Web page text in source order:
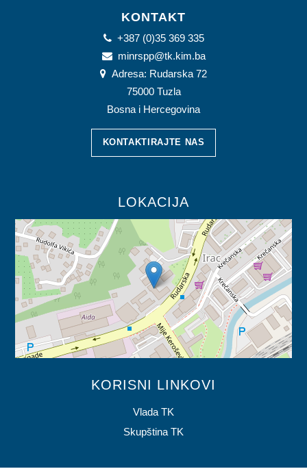
KONTAKT
+387 (0)35 369 335
minrspp@tk.kim.ba
Adresa: Rudarska 72
75000 Tuzla
Bosna i Hercegovina
KONTAKTIRAJTE NAS
LOKACIJA
KORISNI LINKOVI
Vlada TK
Skupština TK